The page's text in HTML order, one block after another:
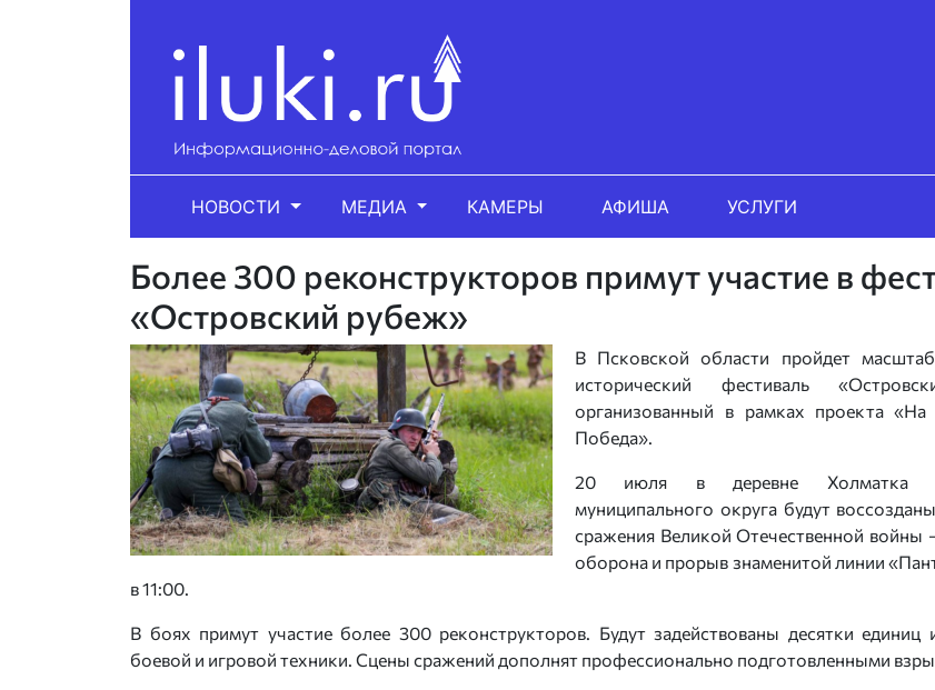
НОВОСТИ МЕДИА КАМЕРЫ АФИША УСЛУГИ
Более 300 реконструкторов примут участие в
«Островский рубеж»
В Псковской области пройдет
исторический фестиваль
организованный в рамках проекта
Победа».
20 июля в деревне Холматка
муниципального округа будут
сражения Великой Отечественной войны
оборона и прорыв знаменитой линии
в 11:00.
В боях примут участие более 300 реконструкторов. Будут задействованы десятки единиц
боевой и игровой техники. Сцены сражений дополнят профессионально подготовленными